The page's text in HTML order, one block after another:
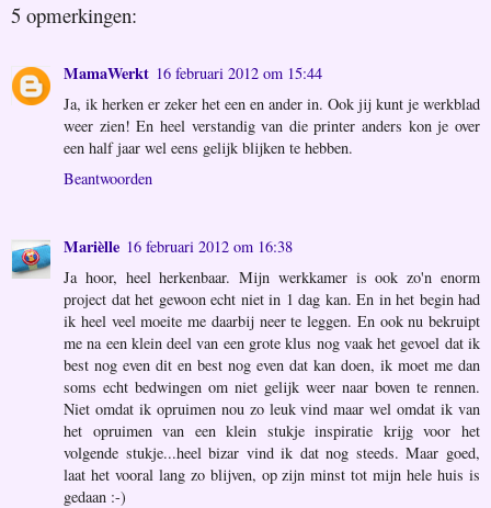
5 opmerkingen:
MamaWerkt 16 februari 2012 om 15:44
Ja, ik herken er zeker het een en ander in. Ook jij kunt je werkblad
weer zien! En heel verstandig van die printer anders kon je over
een half jaar wel eens gelijk blijken te hebben.
Beantwoorden
Marièlle 16 februari 2012 om 16:38
Ja hoor, heel herkenbaar. Mijn werkkamer is ook zo'n enorm
project dat het gewoon echt niet in 1 dag kan. En in het begin had
ik heel veel moeite me daarbij neer te leggen. En ook nu bekruipt
me na een klein deel van een grote klus nog vaak het gevoel dat ik
best nog even dit en best nog even dat kan doen, ik moet me dan
soms echt bedwingen om niet gelijk weer naar boven te rennen.
Niet omdat ik opruimen nou zo leuk vind maar wel omdat ik van
het opruimen van een klein stukje inspiratie krijg voor het
volgende stukje...heel bizar vind ik dat nog steeds. Maar goed,
laat het vooral lang zo blijven, op zijn minst tot mijn hele huis is
gedaan :-)